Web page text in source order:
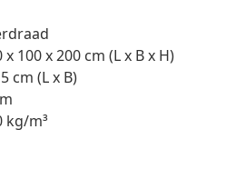
100 x 200 cm (L x B x H)
cm (L x B)
kg/m³